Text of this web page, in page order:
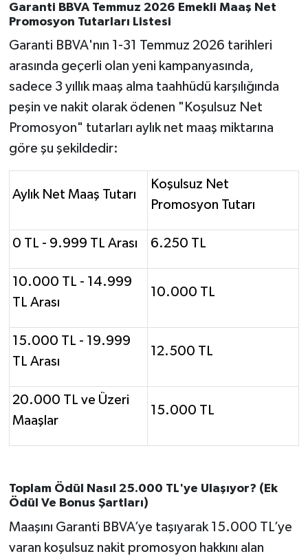
Garanti BBVA Temmuz 2026 Emekli Maaş Net
Promosyon Tutarları Listesi
Garanti BBVA'nın 1-31 Temmuz 2026 tarihleri
arasında geçerli olan yeni kampanyasında,
sadece 3 yıllık maaş alma taahhüdü karşılığında
peşin ve nakit olarak ödenen "Koşulsuz Net
Promosyon" tutarları aylık net maaş miktarına
göre şu şekildedir:
Aylık Net Maaş Tutarı
Koşulsuz Net
Promosyon Tutarı
0 TL - 9.999 TL Arası 6.250 TL
10.000 TL - 14.999
TL Arası
10.000 TL
15.000 TL - 19.999
TL Arası
12.500 TL
20.000 TL ve Üzeri
Maaşlar
15.000 TL
Toplam Ödül Nasıl 25.000 TL'ye Ulaşıyor? (Ek
Ödül Ve Bonus Şartları)
Maaşını Garanti BBVA’ye taşıyarak 15.000 TL’ye
varan koşulsuz nakit promosyon hakkını alan
SAĞLIK
Savaştepe
SEYAHAT
SİYASET
Sındırgı
SPOR
TEKNOLOJİ
Trend
TÜRKİYE